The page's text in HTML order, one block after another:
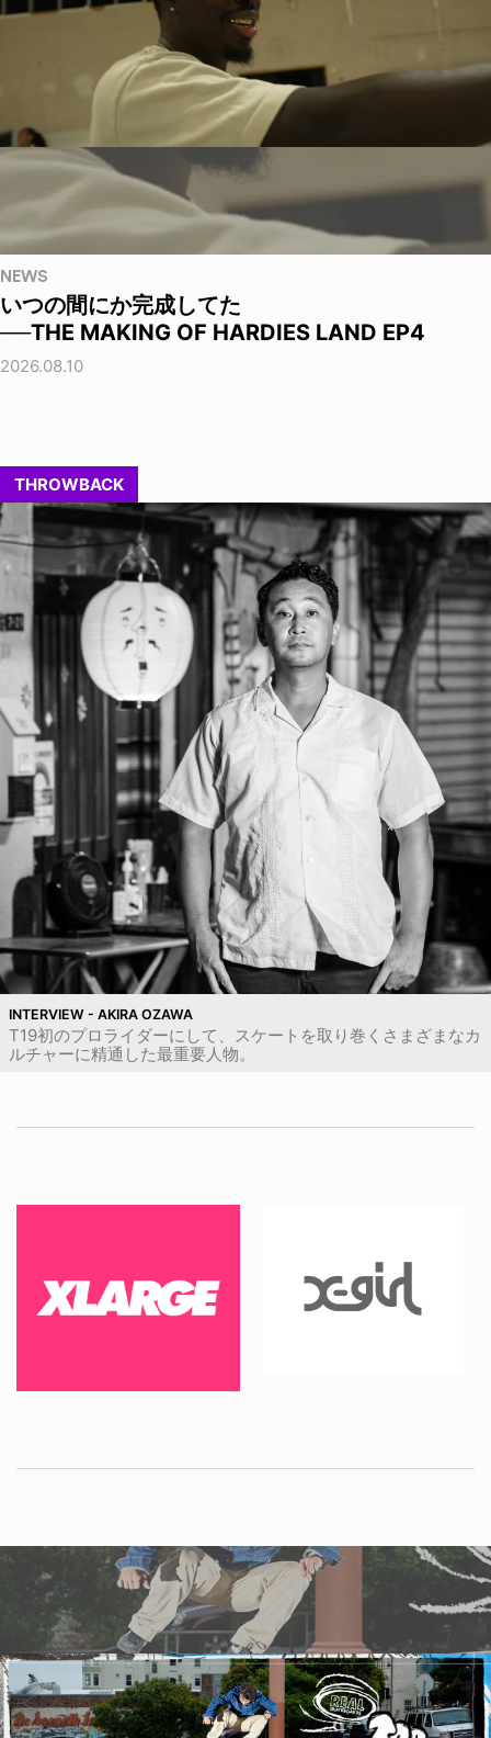
NEWS
いつの間にか完成してた
──THE MAKING OF HARDIES LAND EP4
2026.08.10
THROWBACK
INTERVIEW - AKIRA OZAWA
T19初のプロライダーにして、スケートを取り巻くさまざまなカ
ルチャーに精通した最重要人物。